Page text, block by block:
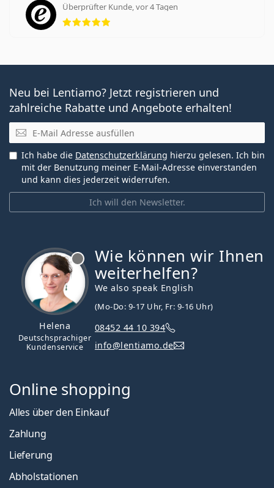
Überprüfter Kunde, vor 4 Tagen
Bewertung 5 aus 5
Neu bei Lentiamo? Jetzt registrieren und
zahlreiche Rabatte und Angebote erhalten!
E-Mail
Ich will den Newsletter.
Ich habe die Datenschutzerklärung hierzu gelesen. Ich bin
mit der Benutzung meiner E-Mail-Adresse einverstanden
und kann dies jederzeit widerrufen.
Helena
Deutschsprachiger
Kundenservice
Wie können wir Ihnen
weiterhelfen?
We also speak English
(Mo-Do: 9-17 Uhr, Fr: 9-16 Uhr)
08452 44 10 394
info@lentiamo.de
Online shopping
Alles über den Einkauf
Zahlung
Lieferung
Abholstationen